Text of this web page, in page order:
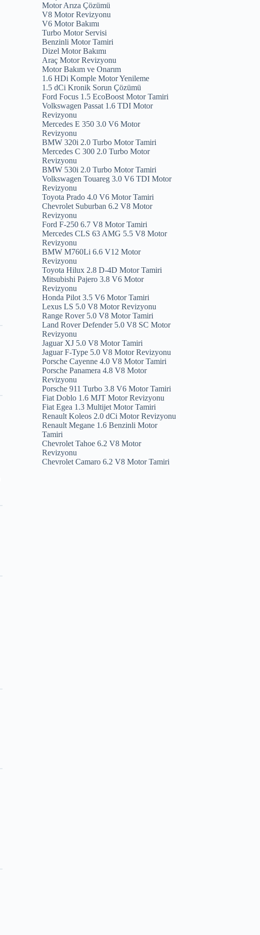
Motor Arıza Çözümü
V8 Motor Revizyonu
V6 Motor Bakımı
Turbo Motor Servisi
Benzinli Motor Tamiri
Dizel Motor Bakımı
Araç Motor Revizyonu
Motor Bakım ve Onarım
1.6 HDi Komple Motor Yenileme
1.5 dCi Kronik Sorun Çözümü
Ford Focus 1.5 EcoBoost Motor Tamiri
Volkswagen Passat 1.6 TDI Motor
Revizyonu
Mercedes E 350 3.0 V6 Motor
Revizyonu
BMW 320i 2.0 Turbo Motor Tamiri
Mercedes C 300 2.0 Turbo Motor
Revizyonu
BMW 530i 2.0 Turbo Motor Tamiri
Volkswagen Touareg 3.0 V6 TDI Motor
Revizyonu
Toyota Prado 4.0 V6 Motor Tamiri
Chevrolet Suburban 6.2 V8 Motor
Revizyonu
Ford F-250 6.7 V8 Motor Tamiri
Mercedes CLS 63 AMG 5.5 V8 Motor
Revizyonu
BMW M760Li 6.6 V12 Motor
Revizyonu
Toyota Hilux 2.8 D-4D Motor Tamiri
Mitsubishi Pajero 3.8 V6 Motor
Revizyonu
Honda Pilot 3.5 V6 Motor Tamiri
Lexus LS 5.0 V8 Motor Revizyonu
Range Rover 5.0 V8 Motor Tamiri
Land Rover Defender 5.0 V8 SC Motor
Revizyonu
Jaguar XJ 5.0 V8 Motor Tamiri
Jaguar F-Type 5.0 V8 Motor Revizyonu
Porsche Cayenne 4.0 V8 Motor Tamiri
Porsche Panamera 4.8 V8 Motor
Revizyonu
Porsche 911 Turbo 3.8 V6 Motor Tamiri
Fiat Doblo 1.6 MJT Motor Revizyonu
Fiat Egea 1.3 Multijet Motor Tamiri
Renault Koleos 2.0 dCi Motor Revizyonu
Renault Megane 1.6 Benzinli Motor
Tamiri
Chevrolet Tahoe 6.2 V8 Motor
Revizyonu
Chevrolet Camaro 6.2 V8 Motor Tamiri